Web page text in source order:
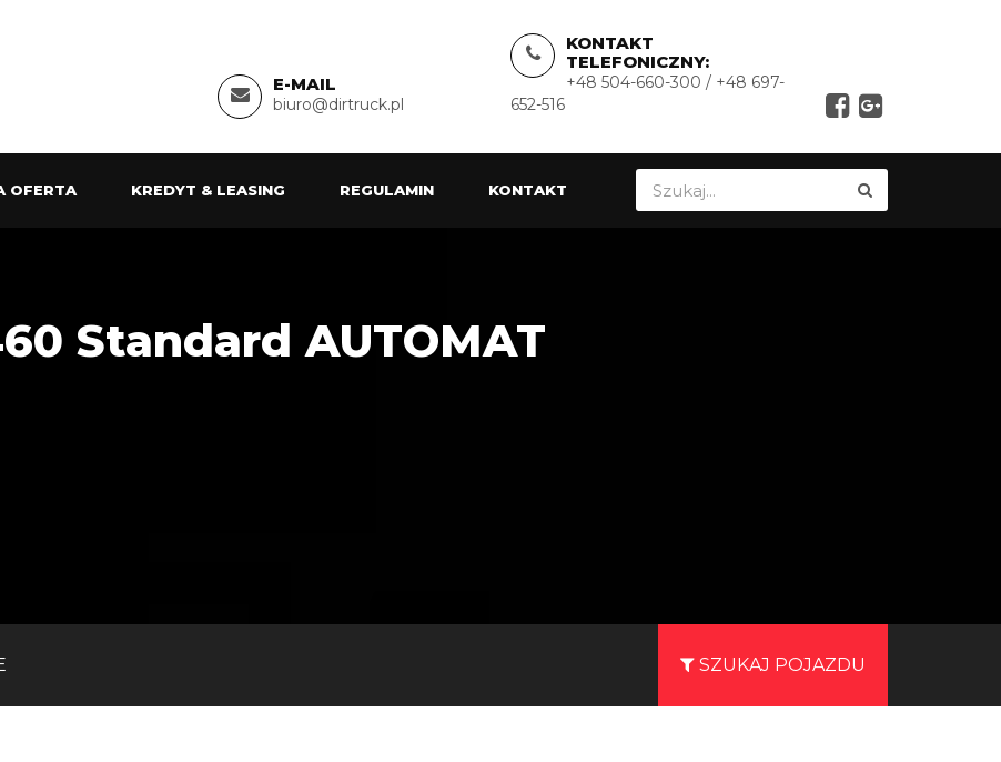
E-MAIL
biuro@dirtruck.pl
KONTAKT
TELEFONICZNY:
+48 504-660-300 / +48 697-
652-516
OFERTA KREDYT & LEASING REGULAMIN KONTAKT
Standard AUTOMAT
SZUKAJ POJAZDU